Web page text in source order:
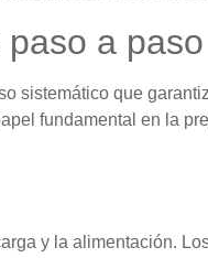
a paso
sistemático que
fundamental en la
y la alimentación.